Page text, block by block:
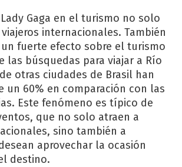
Gaga en el turismo no solo
internacionales. También
fuerte efecto sobre el turismo
las búsquedas para viajar a Río
otras ciudades de Brasil han
un 60% en comparación con las
Este fenómeno es típico de
que no solo atraen a
sino también a
aprovechar la ocasión
destino.